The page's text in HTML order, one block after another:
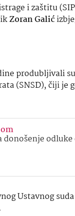
i zaštitu
Zoran Galić
produbljivali
(SNSD), čiji je
Ustavnog